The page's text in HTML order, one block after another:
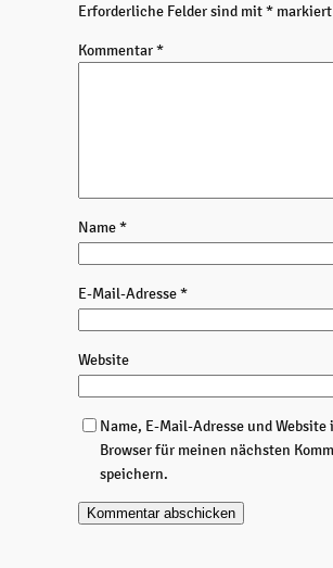
Erforderliche Felder sind mit*markiert
Kommentar*
Name*
E-Mail-Adresse*
Website
Name, E-Mail-Adresse und Website
Browser für meinen nächsten
speichern.